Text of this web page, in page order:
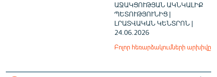
ԱՋԱԿՑՈՒԹՅԱՆ ԱԿՆԿԱԼԻՔ
ՊԵՏՈՒԹՅՈՒՆԻՑ |
ԼՐԱՏՎԱԿԱՆ ԿԵՆՏՐՈՆ |
24.06.2026
Բոլոր հեռարձակումների արխիվը